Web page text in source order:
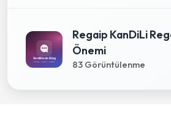
Regaip KanDiLi
Önemi
83 Görüntülenme